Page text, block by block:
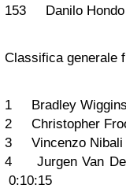
153 Danilo Hondo
Classifica generale
1 Bradley
2 Christopher
3 Vincenzo Nibali
4 Jurgen Van
0:10:15